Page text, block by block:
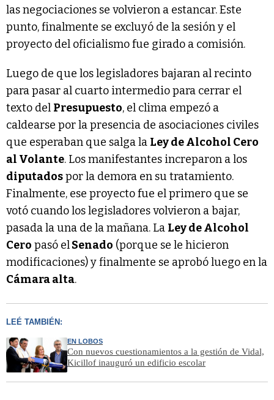
las negociaciones se volvieron a estancar. Este
punto, finalmente se excluyó de la sesión y el
proyecto del oficialismo fue girado a comisión.
Luego de que los legisladores bajaran al recinto
para pasar al cuarto intermedio para cerrar el
texto del Presupuesto, el clima empezó a
caldearse por la presencia de asociaciones civiles
que esperaban que salga la Ley de Alcohol Cero
al Volante. Los manifestantes increparon a los
diputadospor la demora en su tratamiento.
Finalmente, ese proyecto fue el primero que se
votó cuando los legisladores volvieron a bajar,
pasada la una de la mañana. La Ley de Alcohol
Cero pasó elSenado (porque se le hicieron
modificaciones) y finalmente se aprobó luego en la
Cámara alta.
LEÉ TAMBIÉN:
EN LOBOS
Con nuevos cuestionamientos a la gestión de Vidal,
Kicillof inauguró un edificio escolar